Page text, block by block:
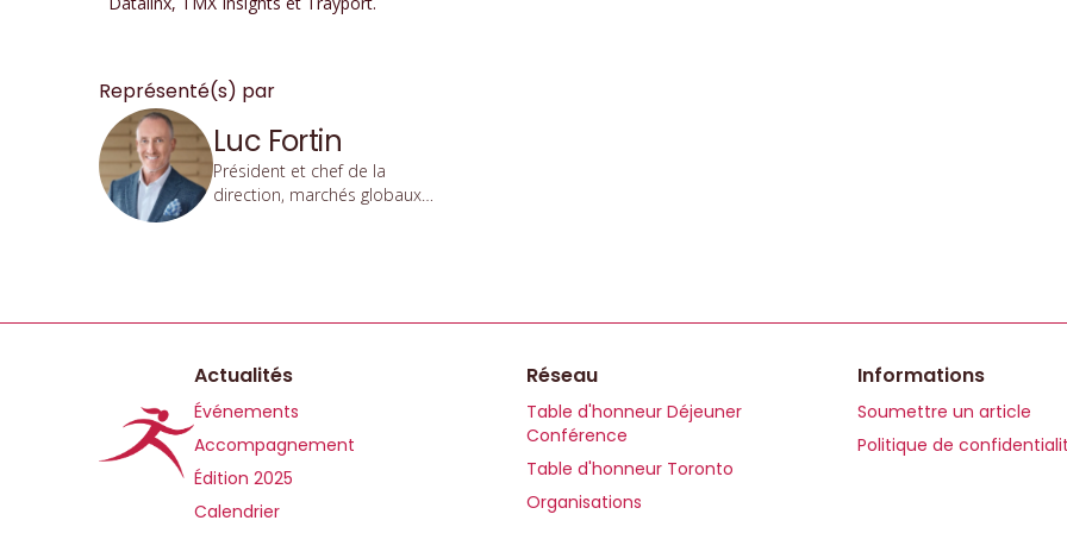
Représenté(s) par
Luc Fortin
Président et chef de la
direction, marchés globaux
Actualités
Événements
Accompagnement
Édition 2025
Calendrier
Réseau
Table d'honneur Déjeuner
Conférence
Table d'honneur Toronto
Organisations
Informations
Soumettre un article
Politique de